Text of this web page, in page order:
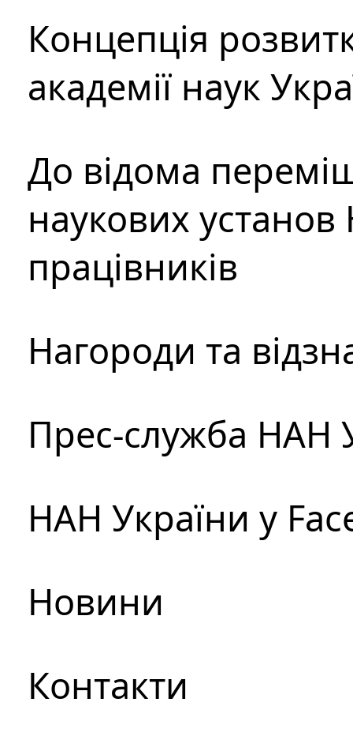
Концепція
академії наук
До відома
наукових установ
працівників
Нагороди та
Прес-служба НАН
НАН України у
Новини
Контакти